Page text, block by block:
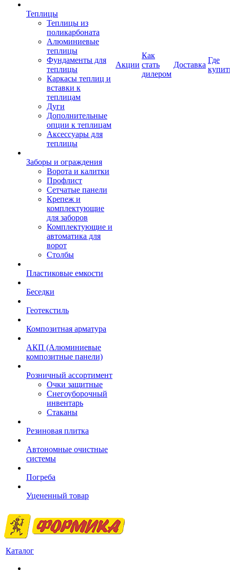
Теплицы
Теплицы из
поликарбоната
Алюминиевые
теплицы
Фундаменты для
теплицы
Каркасы теплиц и
вставки к
теплицам
Дуги
Дополнительные
опции к теплицам
Аксессуары для
теплицы
Заборы и ограждения
Ворота и калитки
Профлист
Сетчатые панели
Крепеж и
комплектующие
для заборов
Комплектующие и
автоматика для
ворот
Столбы
Пластиковые емкости
Беседки
Геотекстиль
Композитная арматура
АКП (Алюминиевые
композитные панели)
Розничный ассортимент
Очки защитные
Снегоуборочный
инвентарь
Стаканы
Резиновая плитка
Автономные очистные
системы
Погреба
Уцененный товар
Акции
Как
стать
дилером
Доставка
Где
Каталог